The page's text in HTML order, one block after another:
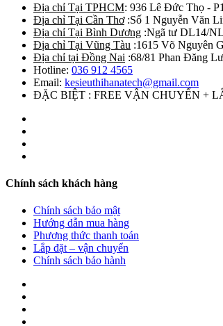
Địa chỉ Tại TPHCM: 936 Lê Đức Thọ -
Địa chỉ Tại Cần Thơ:Số 1 Nguyễn Văn
Địa chỉ Tại Bình Dương :Ngã tư DL14/
Địa chỉ Tại Vũng Tàu :1615 Võ Nguyên
Địa chỉ tại Đồng Nai :68/81 Phan Đăng
Hotline: 036 912 4565
Email: kesieuthihanatech@gmail.com
ĐẶC BIỆT : FREE VẬN CHUYỂN +
Chính sách khách hàng
Chính sách bảo mật
Hướng dẫn mua hàng
Phương thức thanh toán
Lắp đặt – vận chuyển
Chính sách bảo hành